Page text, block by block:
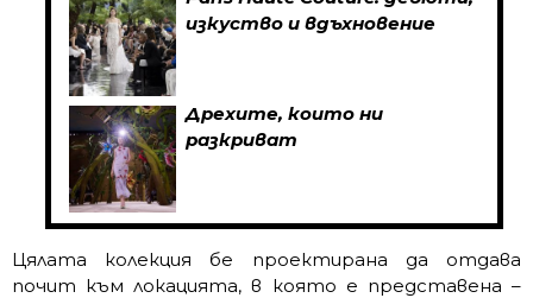
изкуство и вдъхновение
Дрехите, които ни
разкриват
Цялата колекция бе проектирана да отдава
почит към локацията, в която е представена –